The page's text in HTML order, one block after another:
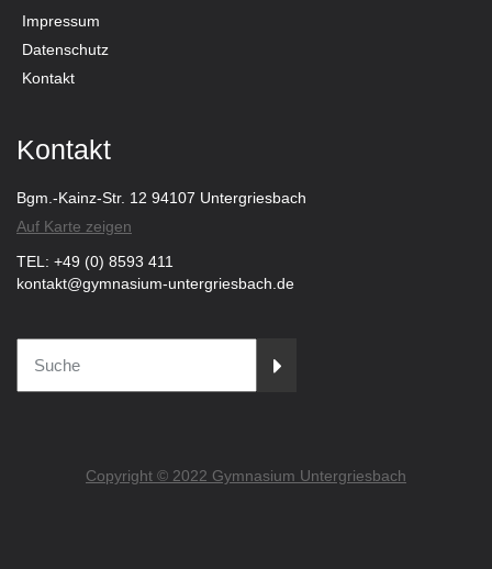
Impressum
Datenschutz
Kontakt
Kontakt
Bgm.-Kainz-Str. 12 94107 Untergriesbach
Auf Karte zeigen
TEL: +49 (0) 8593 411
kontakt@gymnasium-untergriesbach.de
Copyright © 2022 Gymnasium Untergriesbach